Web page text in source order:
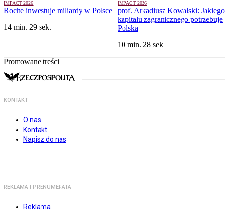
IMPACT 2026
Roche inwestuje miliardy w Polsce
14 min. 29 sek.
IMPACT 2026
prof. Arkadiusz Kowalski: Jakiego
kapitału zagranicznego potrzebuje
Polska
10 min. 28 sek.
Promowane treści
KONTAKT
O nas
Kontakt
Napisz do nas
REKLAMA I PRENUMERATA
Reklama